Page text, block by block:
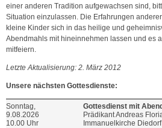
einer anderen Tradition aufgewachsen sind,
Situation einzulassen. Die Erfahrungen
kleine Kinder sich in das heilige und
Abendmahls mit hineinnehmen lassen und es
mitfeiern.
Letzte Aktualisierung: 2. März 2012
Unsere nächsten Gottesdienste:
Sonntag,
9.08.2026
10.00 Uhr
Gottesdienst mit
Prädikant Andreas
Immanuelkirche